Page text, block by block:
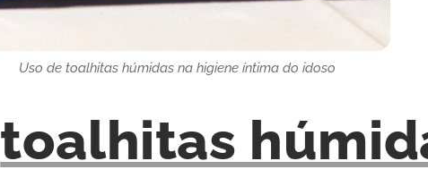
Uso de toalhitas húmidas na higiene íntima do idoso
toalhitas